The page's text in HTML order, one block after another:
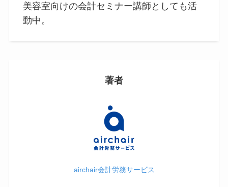
美容室向けの会計セミナー講師としても活
動中。
著者
airchair会計労務サービス